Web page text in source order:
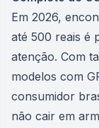
Em 2026,
até 500 reais é
atenção. Com
modelos com
consumidor
não cair em